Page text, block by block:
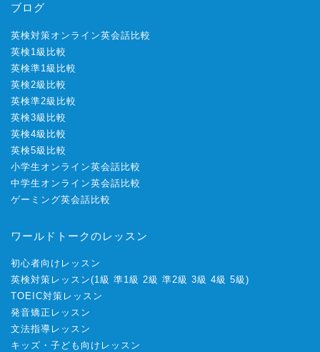
ブログ
英検対策オンライン英会話比較
英検1級比較
英検準1級比較
英検2級比較
英検準2級比較
英検3級比較
英検4級比較
英検5級比較
小学生オンライン英会話比較
中学生オンライン英会話比較
ゲーミング英会話比較
ワールドトークのレッスン
初心者向けレッスン
英検対策レッスン(1級 準1級 2級 準2級 3級 4級 5級 )
TOEIC対策レッスン
発音矯正レッスン
文法指導レッスン
キッズ・子ども向けレッスン